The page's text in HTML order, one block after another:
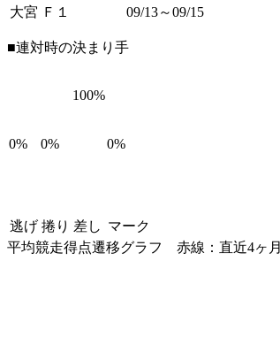
大宮 Ｆ１
09/13～09/15
■連対時の決まり手
0% 0%
100%
0%
逃げ 捲り 差し マーク
平均競走得点遷移グラフ 赤線：直近4ヶ月